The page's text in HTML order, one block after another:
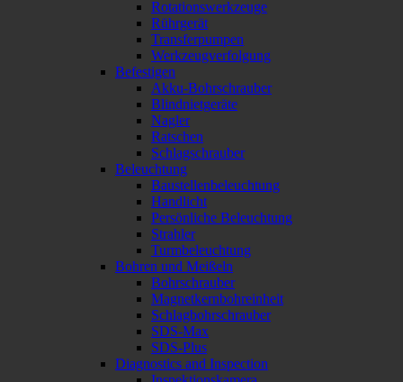
Rotationswerkzeuge
Rührgerät
Transferpumpen
Werkzeugverfolgung
Befestigen
Akku-Bohrschrauber
Blindnietgeräte
Nagler
Ratschen
Schlagschrauber
Beleuchtung
Baustellenbeleuchtung
Handlicht
Persönliche Beleuchtung
Strahler
Turmbeleuchtung
Bohren und Meißeln
Bohrschrauber
Magnetkernbohreinheit
Schlagbohrschrauber
SDS-Max
SDS-Plus
Diagnostics and Inspection